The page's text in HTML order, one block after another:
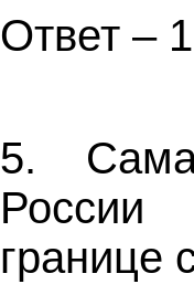
Ответ –
5.
границе